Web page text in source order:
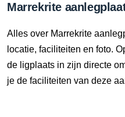
Marrekrite
Alles over Marrekrite
locatie, faciliteiten en foto.
de ligplaats in zijn directe
je de faciliteiten van deze